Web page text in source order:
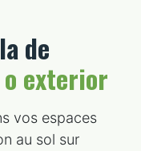
de
exterior
vos espaces
au sol sur